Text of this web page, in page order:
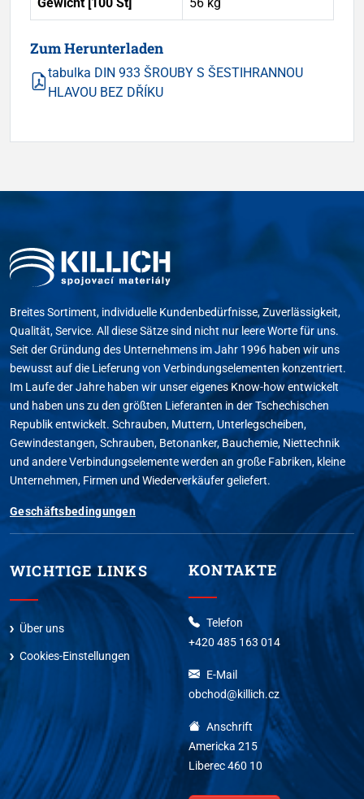
Zum Herunterladen
tabulka DIN 933 ŠROUBY S ŠESTIHRANNOU
HLAVOU BEZ DŘÍKU
Breites Sortiment, individuelle Kundenbedürfnisse, Zuverlässigkeit,
Qualität, Service. All diese Sätze sind nicht nur leere Worte für uns.
Seit der Gründung des Unternehmens im Jahr 1996 haben wir uns
bewusst auf die Lieferung von Verbindungselementen konzentriert.
Im Laufe der Jahre haben wir unser eigenes Know-how entwickelt
und haben uns zu den größten Lieferanten in der Tschechischen
Republik entwickelt. Schrauben, Muttern, Unterlegscheiben,
Gewindestangen, Schrauben, Betonanker, Bauchemie, Niettechnik
und andere Verbindungselemente werden an große Fabriken, kleine
Unternehmen, Firmen und Wiederverkäufer geliefert.
Geschäftsbedingungen
WICHTIGE LINKS
Über uns
Cookies-Einstellungen
KONTAKTE
Telefon
+420 485 163 014
E-Mail
obchod@killich.cz
Anschrift
Americka 215
Liberec 460 10